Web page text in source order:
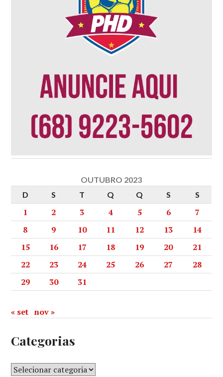
OUTUBRO 2023
D
S T Q Q S S
1 2 3 4 5 6
7
8
9 10 11 12 13
14
15
16 17 18 19 20
21
22
23 24 25 26 27
28
29
30 31
« set nov »
Categorias